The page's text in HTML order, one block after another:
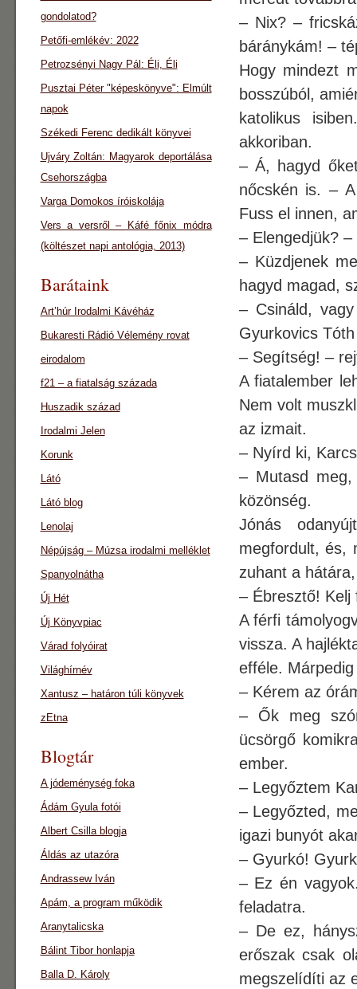
– Nix? –
báránykám! –
Hogy mindezt
bosszúból,
katolikus
akkoriban.
– Á, hagyd
nőcskén is. –
Fuss el innen,
– Elengedjük?
– Küzdjenek
hagyd magad,
– Csináld,
Gyurkovics
– Segítség! –
A fiatalember
Nem volt
az izmait.
– Nyírd ki,
– Mutasd
közönség.
Jónás
megfordult, és,
zuhant a
– Ébresztő! Kelj
A férfi
vissza. A
efféle.
– Kérem az
– Ők meg
ücsörgő
ember.
– Legyőztem
– Legyőzted,
igazi bunyót
– Gyurkó!
– Ez én
feladatra.
– De ez,
erőszak csak
megszelídíti az
gondolatod?
Petőfi-emlékév: 2022
Petrozsényi Nagy Pál: Éli, Éli
Pusztai Péter "képeskönyve": Elmúlt
napok
Székedi Ferenc dedikált könyvei
Ujváry Zoltán: Magyarok deportálása
Csehországba
Varga Domokos íróiskolája
Vers a versről – Káfé főnix módra
(költészet napi antológia, 2013)
Barátaink
Art’húr Irodalmi Kávéház
Bukaresti Rádió Vélemény rovat
eirodalom
f21 – a fiatalság százada
Huszadik század
Irodalmi Jelen
Korunk
Látó
Látó blog
Lenolaj
Népújság – Múzsa irodalmi melléklet
Spanyolnátha
Új Hét
Új Könyvpiac
Várad folyóirat
Világhírnév
Xantusz – határon túli könyvek
zEtna
Blogtár
A jódeménység foka
Ádám Gyula fotói
Albert Csilla blogja
Áldás az utazóra
Andrassew Iván
Apám, a program működik
Aranytalicska
Bálint Tibor honlapja
Balla D. Károly